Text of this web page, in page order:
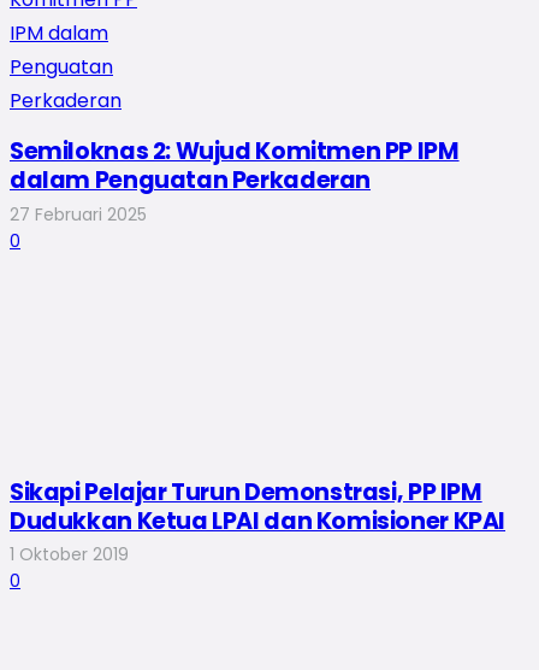
Semiloknas 2: Wujud Komitmen PP IPM
dalam Penguatan Perkaderan
27 Februari 2025
0
Sikapi Pelajar Turun Demonstrasi, PP IPM
Dudukkan Ketua LPAI dan Komisioner KPAI
1 Oktober 2019
0